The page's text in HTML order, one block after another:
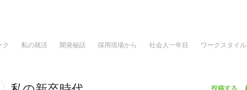
ク 私の就活 開発秘話 採用現場から 社会人一年目 ワークスタイル
投稿する